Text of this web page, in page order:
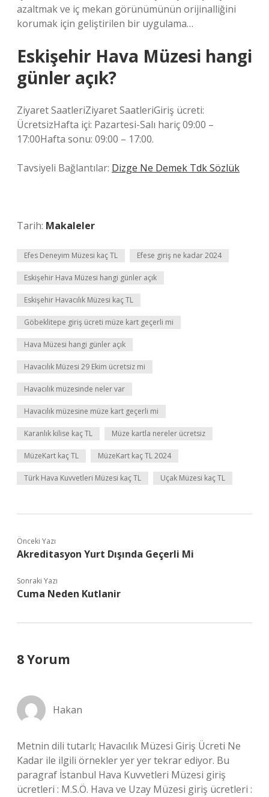
azaltmak ve iç mekan görünümünün orijinalliğini
korumak için geliştirilen bir uygulama…
Eskişehir Hava Müzesi hangi
günler açık?
Ziyaret SaatleriZiyaret SaatleriGiriş ücreti:
ÜcretsizHafta içi: Pazartesi-Salı hariç 09:00 –
17:00Hafta sonu: 09:00 – 17:00.
Tavsiyeli Bağlantılar: Dizge Ne Demek Tdk Sözlük
Tarih: Makaleler
Efes Deneyim Müzesi kaç TL Efese giriş ne kadar 2024
Eskişehir Hava Müzesi hangi günler açık
Eskişehir Havacılık Müzesi kaç TL
Göbeklitepe giriş ücreti müze kart geçerli mi
Hava Müzesi hangi günler açık
Havacılık Müzesi 29 Ekim ücretsiz mi
Havacılık müzesinde neler var
Havacılık müzesine müze kart geçerli mi
Karanlık kilise kaç TL Müze kartla nereler ücretsiz
MüzeKart kaç TL MüzeKart kaç TL 2024
Türk Hava Kuvvetleri Müzesi kaç TL Uçak Müzesi kaç TL
Önceki Yazı
Akreditasyon Yurt Dışında Geçerli Mi
Sonraki Yazı
Cuma Neden Kutlanir
8 Yorum
Hakan
Metnin dili tutarlı; Havacılık Müzesi Giriş Ücreti Ne
Kadar ile ilgili örnekler yer yer tekrar ediyor. Bu
paragraf İstanbul Hava Kuvvetleri Müzesi giriş
ücretleri : M.S.Ö. Hava ve Uzay Müzesi giriş ücretleri :